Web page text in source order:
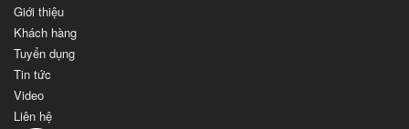
Giới thiệu
Khách hàng
Tuyển dụng
Tin tức
Video
Liên hệ